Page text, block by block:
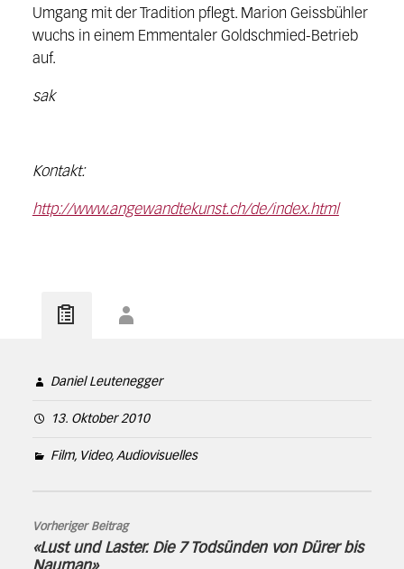
Umgang mit der Tradition pflegt. Marion Geissbühler
wuchs in einem Emmentaler Goldschmied-Betrieb
auf.
sak
Kontakt:
http://www.angewandtekunst.ch/de/index.html
Daniel Leutenegger
13. Oktober 2010
Film, Video, Audiovisuelles
Vorheriger Beitrag
«Lust und Laster. Die 7 Todsünden von Dürer bis